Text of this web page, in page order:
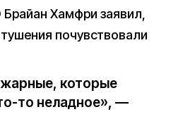
Брайан Хамфри заявил,
почувствовали
которые
то неладное», —